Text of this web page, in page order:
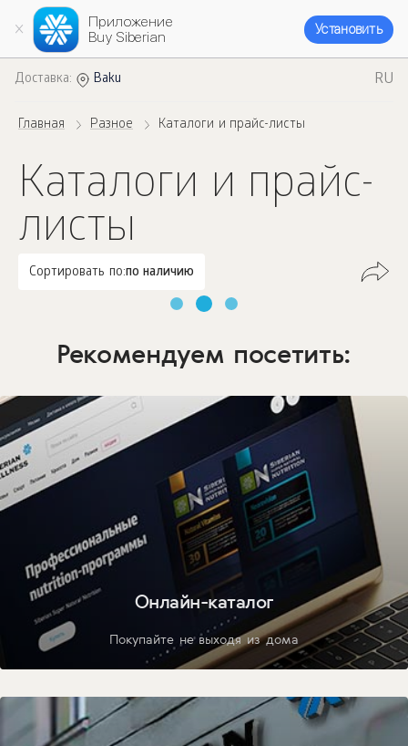
Приложение
Buy Siberian
Установить
Доставка: Baku RU
Главная Разное Каталоги и прайс-листы
Каталоги и прайс-
листы
Сортировать по:по наличию
Рекомендуем посетить:
Онлайн-каталог
Покупайте не выходя из дома